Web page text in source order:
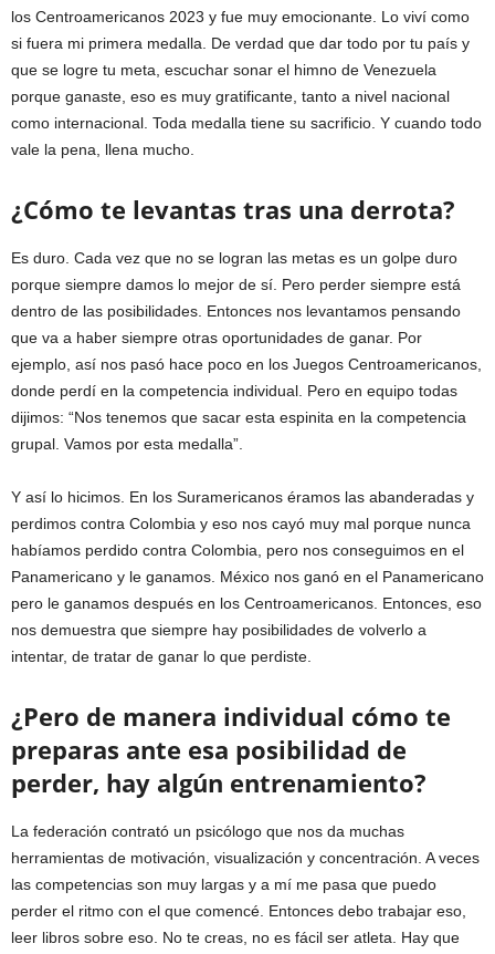
los Centroamericanos 2023 y fue muy emocionante. Lo viví como
si fuera mi primera medalla. De verdad que dar todo por tu país y
que se logre tu meta, escuchar sonar el himno de Venezuela
porque ganaste, eso es muy gratificante, tanto a nivel nacional
como internacional. Toda medalla tiene su sacrificio. Y cuando todo
vale la pena, llena mucho.
¿Cómo te levantas tras una derrota?
Es duro. Cada vez que no se logran las metas es un golpe duro
porque siempre damos lo mejor de sí. Pero perder siempre está
dentro de las posibilidades. Entonces nos levantamos pensando
que va a haber siempre otras oportunidades de ganar. Por
ejemplo, así nos pasó hace poco en los Juegos Centroamericanos,
donde perdí en la competencia individual. Pero en equipo todas
dijimos: “Nos tenemos que sacar esta espinita en la competencia
grupal. Vamos por esta medalla”.
Y así lo hicimos. En los Suramericanos éramos las abanderadas y
perdimos contra Colombia y eso nos cayó muy mal porque nunca
habíamos perdido contra Colombia, pero nos conseguimos en el
Panamericano y le ganamos. México nos ganó en el Panamericano
pero le ganamos después en los Centroamericanos. Entonces, eso
nos demuestra que siempre hay posibilidades de volverlo a
intentar, de tratar de ganar lo que perdiste.
¿Pero de manera individual cómo te
preparas ante esa posibilidad de
perder, hay algún entrenamiento?
La federación contrató un psicólogo que nos da muchas
herramientas de motivación, visualización y concentración. A veces
las competencias son muy largas y a mí me pasa que puedo
perder el ritmo con el que comencé. Entonces debo trabajar eso,
leer libros sobre eso. No te creas, no es fácil ser atleta. Hay que